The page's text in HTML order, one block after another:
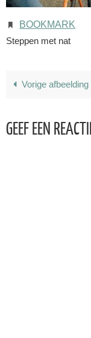
BOOKMARK.
Steppen met nat
Vorige afbeelding
GEEF EEN